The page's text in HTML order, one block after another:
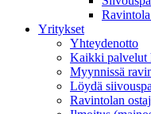
Yritykset
Yhteydenotto
Kaikki palvelut
Myynnissä
Löydä
Ravintolan